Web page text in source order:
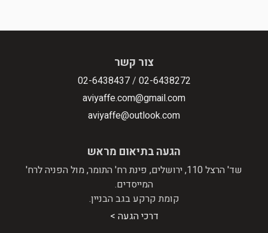
צור קשר
02-6438272
/
02-6438437
aviyaffe.com@gmail.com
aviyaffe@outlook.com
הגעה בתיאום מראש
שד' הרצל 110, ירושלים, פינת רח' התומר, מול הפניה לרח'
המייסדים.
קומת קרקע בגב הבניין.
דרכי הגעה >